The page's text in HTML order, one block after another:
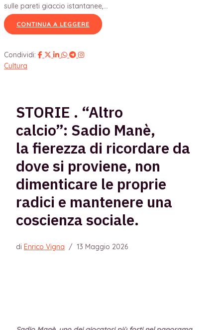
sulle pareti giaccio istantanee,...
CONTINUA A LEGGERE
Condividi:
Cultura
STORIE . “Altro
calcio”: Sadio Manè,
la fierezza di ricordare da
dove si proviene, non
dimenticare le proprie
radici e mantenere una
coscienza sociale.
di Enrico Vigna / 13 Maggio 2026